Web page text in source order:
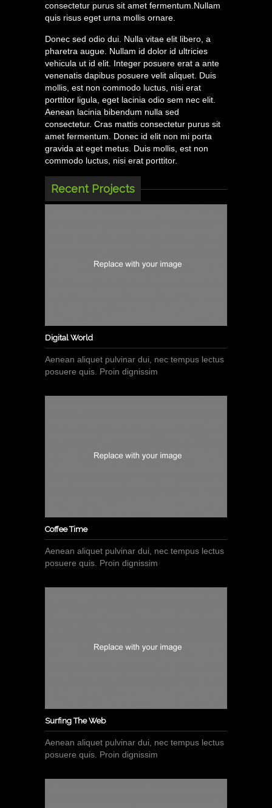
consectetur purus sit amet fermentum.Nullam
quis risus eget urna mollis ornare.
Donec sed odio dui. Nulla vitae elit libero, a
pharetra augue. Nullam id dolor id ultricies
vehicula ut id elit. Integer posuere erat a ante
venenatis dapibus posuere velit aliquet. Duis
mollis, est non commodo luctus, nisi erat
porttitor ligula, eget lacinia odio sem nec elit.
Aenean lacinia bibendum nulla sed
consectetur. Cras mattis consectetur purus sit
amet fermentum. Donec id elit non mi porta
gravida at eget metus. Duis mollis, est non
commodo luctus, nisi erat porttitor.
Recent Projects
Digital World
Aenean aliquet pulvinar dui, nec tempus lectus
posuere quis. Proin dignissim
Coffee Time
Aenean aliquet pulvinar dui, nec tempus lectus
posuere quis. Proin dignissim
Surfing The Web
Aenean aliquet pulvinar dui, nec tempus lectus
posuere quis. Proin dignissim